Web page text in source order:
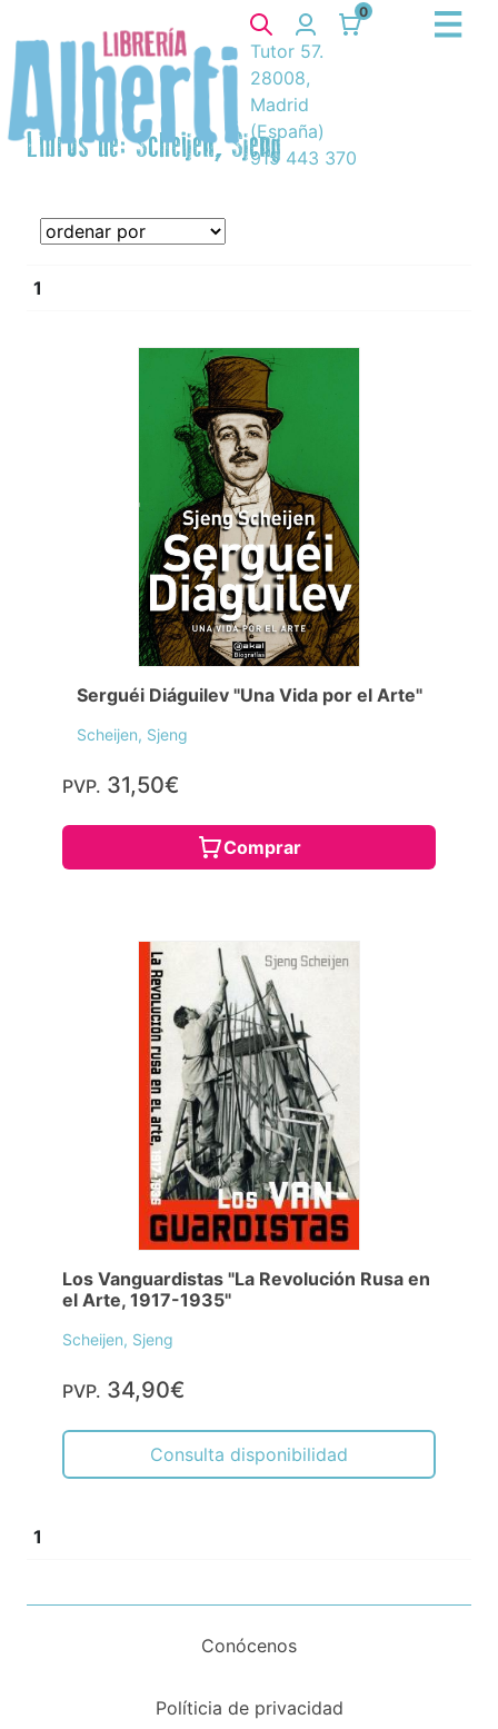
0
Tutor 57.
28008,
Madrid
(España)
915 443 370
Libros de: Scheijen, Sjeng
1
Serguéi Diáguilev "Una Vida por el Arte"
Scheijen, Sjeng
PVP. 31,50€
Comprar
Los Vanguardistas "La Revolución Rusa en
el Arte, 1917-1935"
Scheijen, Sjeng
PVP. 34,90€
Consulta disponibilidad
1
Conócenos
Políticia de privacidad